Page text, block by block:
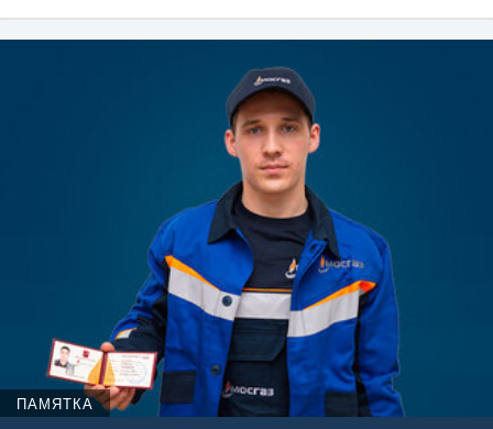
ПАМЯТКА